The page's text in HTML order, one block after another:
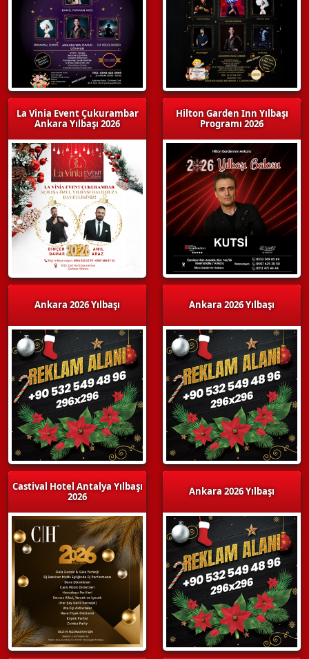
La Vinia Event Çukurambar
Ankara Yılbaşı 2026
Ankara 2026 Yılbaşı
Castival Hotel Antalya Yılbaşı
2026
Hilton Garden Inn Yılbaşı
Programı 2026
Ankara 2026 Yılbaşı
Ankara 2026 Yılbaşı